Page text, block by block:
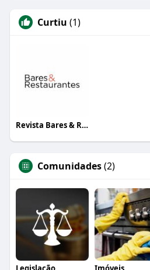
Curtiu (1)
Revista Bares & Restaurantes
Comunidades(2)